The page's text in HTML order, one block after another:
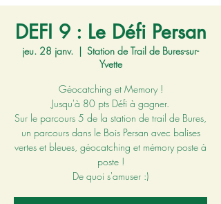
DEFI 9 : Le Défi Persan
jeu. 28 janv.
  |
Station de Trail de Bures-sur-
Yvette
Géocatching et Memory !
Jusqu'à 80 pts Défi à gagner.
Sur le parcours 5 de la station de trail de Bures,
un parcours dans le Bois Persan avec balises
vertes et bleues, géocatching et mémory poste à
poste !
De quoi s'amuser :)